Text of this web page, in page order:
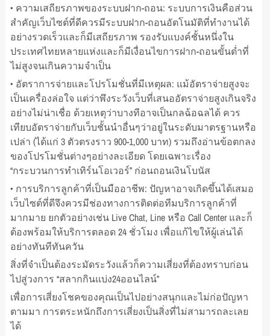
• ความเสถียรภาพของระบบฝาก-ถอน: ระบบการเงินคือส่วน
สำคัญเว็บไซต์ที่ดีควรมีระบบฝาก-ถอนอัตโนมัติที่ทำงานได้
อย่างรวดเร็วและก็มีเสถียรภาพ รองรับแบงค์ชั้นหนึ่งใน
ประเทศไทยหลายแห่งและก็มีเงื่อนไขการฝาก-ถอนขั้นต่ำที่
ไม่สูงจนเกินความจำเป็น
• อัตราการจ่ายและโปรโมชั่นที่มีเหตุผล: แม้อัตราจ่ายสูงจะ
เป็นเครื่องล่อใจ แต่ว่าพึงระวังเว็บที่เสนออัตราจ่ายสูงเกินจริง
อย่างไม่น่าเชื่อ ด้วยเหตุว่าบางทีอาจเป็นกลฉ้อฉลได้ ควร
เทียบอัตราจ่ายกับเว็บชั้นนำอื่นๆว่าอยู่ในระดับมาตรฐานหรือ
เปล่า (ได้แก่ 3 ตัวตรงราว 900-1,000 บาท) รวมถึงอ่านข้อตกลง
ของโปรโมชั่นต่างๆอย่างละเอียด โดยเฉพาะเรื่อง
“กระบวนการทำเทิร์นโอเวอร์” ก่อนถอนเงินโบนัส
• การบริการลูกค้าที่เป็นมืออาชีพ: ปัญหาอาจเกิดขึ้นได้เสมอ
เว็บไซต์ที่ดีจึงควรมีช่องทางการติดต่อทีมบริการลูกค้าที่
มากมาย ยกตัวอย่างเช่น Live Chat, Line หรือ Call Center และก็
ต้องพร้อมให้บริการตลอด 24 ชั่วโมง เพื่อแก้ไขให้ผู้เล่นได้
อย่างทันทีทันควัน
สิ่งที่จำเป็นต้องระมัดระวังแล้วก็ความเสี่ยงที่ต้องทราบก่อน
ไปสู่วงการ “สลากกินแบ่ง24ออนไลน์”
เพื่อการเสี่ยงโชคของคุณเป็นไปอย่างสนุกและไม่ก่อปัญหา
ตามมา การตระหนักถึงการเสี่ยงเป็นสิ่งที่ไม่สามารถละเลย
ได้